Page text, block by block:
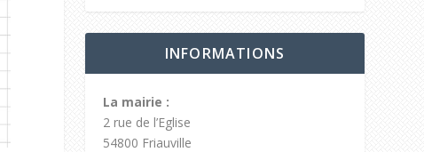
INFORMATIONS
La mairie :
2 rue de l’Eglise
54800 Friauville